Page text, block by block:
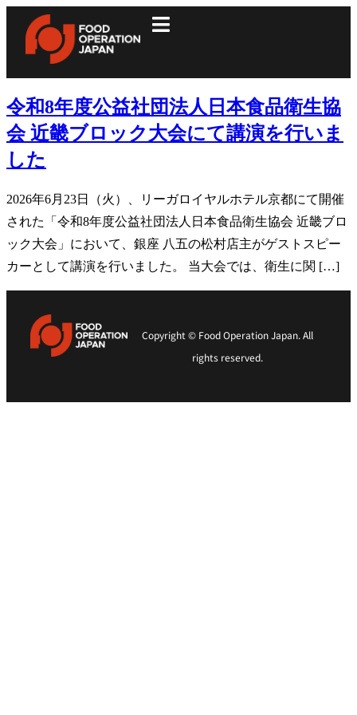
令和8年度公益社団法人日本食品衛生協
会 近畿ブロック大会にて講演を行いま
した
2026年6月23日（火）、リーガロイヤルホテル京都にて開催
された「令和8年度公益社団法人日本食品衛生協会 近畿ブロ
ック大会」において、銀座 八五の松村店主がゲストスピー
カーとして講演を行いました。 当大会では、衛生に関 […]
Copyright © Food Operation Japan. All
rights reserved.